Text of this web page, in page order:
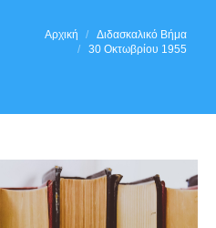
Αρχική
Διδασκαλικό Βήμα
30 Οκτωβρίου 1955